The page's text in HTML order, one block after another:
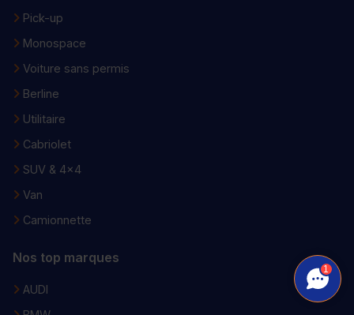
Pick-up
Monospace
Voiture sans permis
Berline
Utilitaire
Cabriolet
SUV & 4x4
Van
Camionnette
Nos top marques
AUDI
1